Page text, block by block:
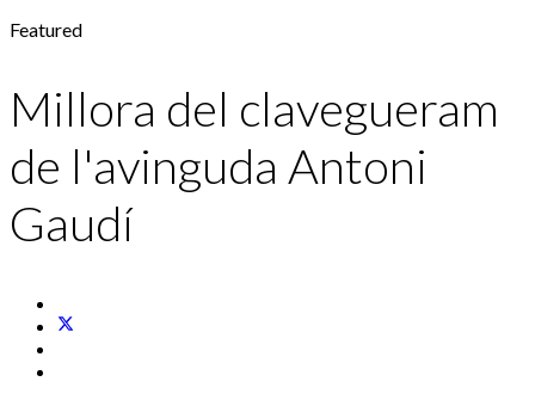
Featured
Millora del clavegueram
de l'avinguda Antoni
Gaudí